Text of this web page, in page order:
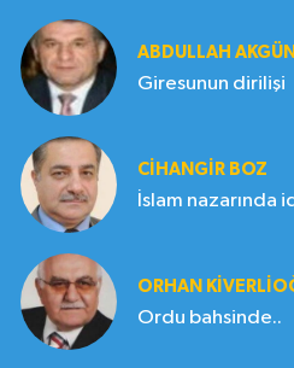
ABDULLAH AKGÜN
Giresunun dirilişi
CIHANGIR BOZ
İslam nazarında
ORHAN
Ordu bahsinde..